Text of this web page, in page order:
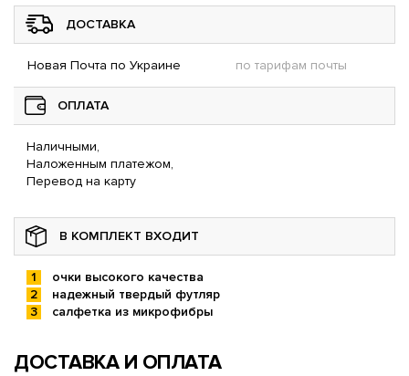
ДОСТАВКА
Новая Почта по Украине по тарифам почты
ОПЛАТА
Наличными,
Наложенным платежом,
Перевод на карту
В КОМПЛЕКТ ВХОДИТ
очки высокого качества
надежный твердый футляр
салфетка из микрофибры
ДОСТАВКА И ОПЛАТА